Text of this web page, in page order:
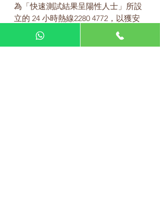
為「快速測試結果呈陽性人士」所設
立的 24 小時熱線2280 4772，以獲安
排專人上門派送鼻腔拭子樣本收集包
及收取樣本進行核酸檢測以作覆檢，